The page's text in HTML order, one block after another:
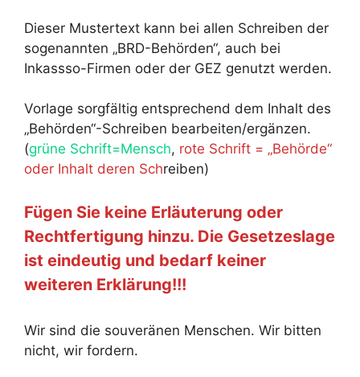
Dieser Mustertext kann bei allen Schreiben der
sogenannten „BRD-Behörden“, auch bei
Inkassso-Firmen oder der GEZ genutzt werden.
Vorlage sorgfältig entsprechend dem Inhalt des
„Behörden“-Schreiben bearbeiten/ergänzen.
(grüne Schrift=Mensch, rote Schrift = „Behörde“
oder Inhalt deren Schreiben)
Fügen Sie keine Erläuterung oder
Rechtfertigung hinzu. Die Gesetzeslage
ist eindeutig und bedarf keiner
weiteren Erklärung!!!
Wir sind die souveränen Menschen. Wir bitten
nicht, wir fordern.